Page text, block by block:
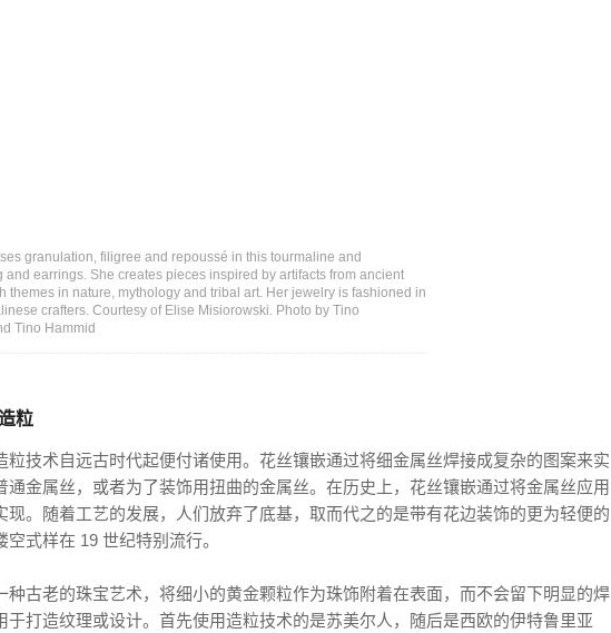
granulation, filigree and repoussé in this tourmaline and
and earrings. She creates pieces inspired by artifacts from ancient
themes in nature, mythology and tribal art. Her jewelry is fashioned in
crafters. Courtesy of Elise Misiorowski. Photo by Tino
Tino Hammid
粒
粒技术自远古时代起便付诸使用。花丝镶嵌通过将细金属丝焊接成复杂的图案来实
通金属丝，或者为了装饰用扭曲的金属丝。在历史上，花丝镶嵌通过将金属丝应用
现。随着工艺的发展，人们放弃了底基，取而代之的是带有花边装饰的更为轻便的
空式样在 19 世纪特别流行。
种古老的珠宝艺术，将细小的黄金颗粒作为珠饰附着在表面，而不会留下明显的焊
于打造纹理或设计。首先使用造粒技术的是苏美尔人，随后是西欧的伊特鲁里亚